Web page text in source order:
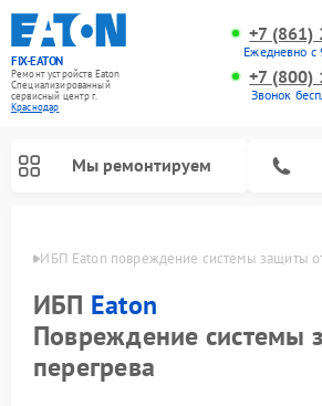
FIX-EATON
Ремонт устройств Eaton
Специализированный
cервисный центр г.
Краснодар
+7 (861)
Ежедневно
+7 (800)
Звонок
Мы ремонтируем
ИБП Eaton повреждение системы защиты
ИБП Eaton
Повреждение системы
перегрева